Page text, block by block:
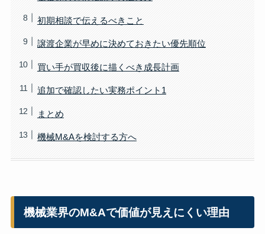
初期相談で伝えるべきこと
譲渡企業が早めに決めておきたい優先順位
買い手が買収後に描くべき成長計画
追加で確認したい実務ポイント1
まとめ
機械M&Aを検討する方へ
機械業界のM&Aで価値が見えにくい理由